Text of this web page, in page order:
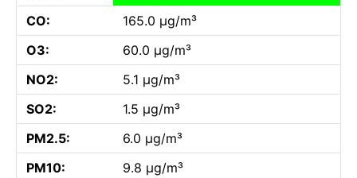
CO:
165.0 µg/m³
O3:
60.0 µg/m³
NO2:
5.1 µg/m³
SO2:
1.5 µg/m³
PM2.5:
6.0 µg/m³
PM10:
9.8 µg/m³